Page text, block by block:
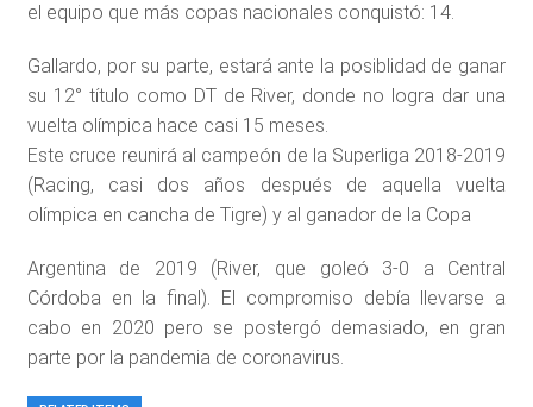
el equipo que más copas nacionales conquistó: 14.
Gallardo, por su parte, estará ante la posiblidad de ganar
su 12° título como DT de River, donde no logra dar una
vuelta olímpica hace casi 15 meses.
Este cruce reunirá al campeón de la Superliga 2018-2019
(Racing, casi dos años después de aquella vuelta
olímpica en cancha de Tigre) y al ganador de la Copa
Argentina de 2019 (River, que goleó 3-0 a Central
Córdoba en la final). El compromiso debía llevarse a
cabo en 2020 pero se postergó demasiado, en gran
parte por la pandemia de coronavirus.